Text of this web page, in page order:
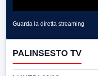
Guarda la diretta streaming
PALINSESTO TV